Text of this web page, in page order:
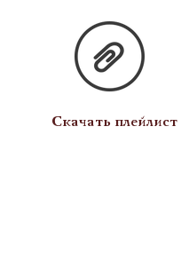
Скачать плейлист